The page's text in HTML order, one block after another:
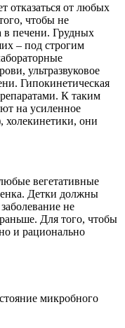
отказаться от любых
чтобы не
в печени. Грудных
– под строгим
ультразвуковое
Гипокинетическая
К таким
на усиленное
холекинетики, они
вегетативные
Детки должны
не
Для того, чтобы
и рационально
микробного